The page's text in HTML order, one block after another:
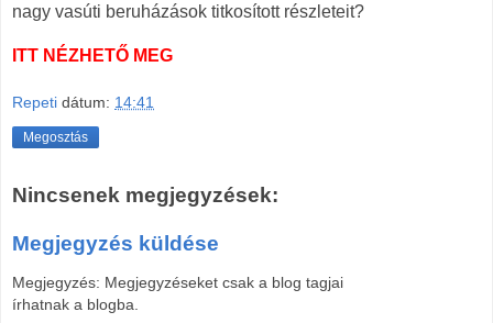
nagy vasúti beruházások titkosított részleteit?
ITT NÉZHETŐ MEG
Repeti dátum: 14:41
Megosztás
Nincsenek megjegyzések:
Megjegyzés küldése
Megjegyzés: Megjegyzéseket csak a blog tagjai
írhatnak a blogba.